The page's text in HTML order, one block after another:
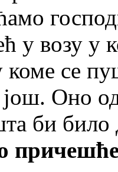
у возу у
коме се
Оно од
би било